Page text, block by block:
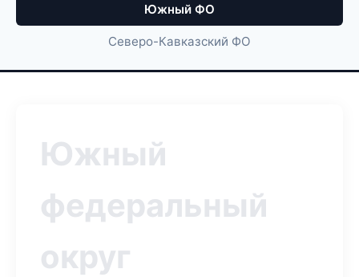
Южный ФО
Северо-Кавказский ФО
Южный
федеральный
округ